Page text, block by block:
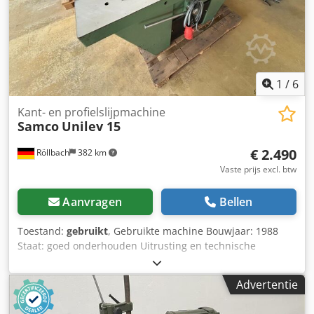
1 / 6
Röllbach 382 km
Kant- en profielslijpmachine
Samco Unilev 15
€ 2.490
Vaste prijs excl. btw
Aanvragen Bellen
Toestand: gebruikt, Gebruikte machine Bouwjaar: 1988
Staat: goed onderhouden Uitrusting en technische
gegevens: - Lengte van de werktafels: 1440 mm - Totale
breedte van de twee werktafels: 710 mm - Hoekverstelling
van de werktafels: 0 tot 30 graden - Werkdruk: 6 bar -
Lengte van het schuurband: 2170 mm - Breedte van het
Advertentie